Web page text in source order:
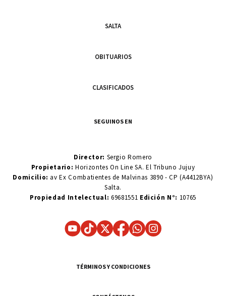
SALTA
OBITUARIOS
CLASIFICADOS
SEGUINOS EN
Director: Sergio Romero
Propietario:Horizontes On Line SA. El Tribuno Jujuy
Domicilio: av Ex Combatientes de Malvinas 3890 - CP (A4412BYA)
Salta.
Propiedad Intelectual: 69681551 Edición N°: 10765
TÉRMINOS Y CONDICIONES